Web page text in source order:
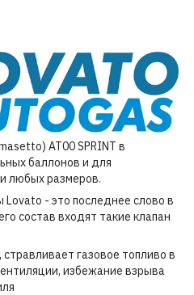
AT00 SPRINT в
баллонов и для
любых размеров.
- это последнее слово в
состав входят такие клапан
, стравливает газовое топливо в
избежание взрыва